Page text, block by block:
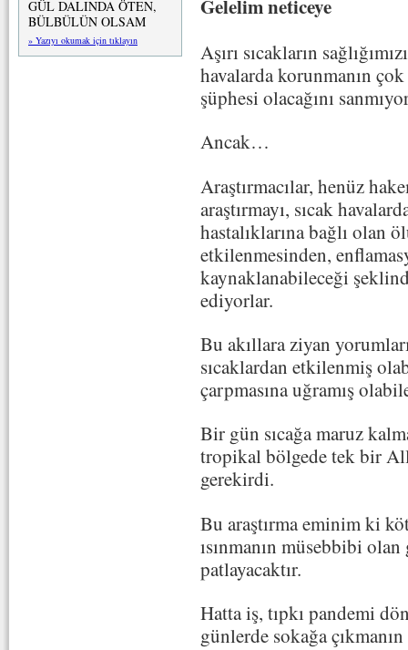
GÜL DALINDA ÖTEN,
BÜLBÜLÜN OLSAM
» Yazıyı okumak için tıklayın
Gelelim neticeye
Aşırı sıcakların
havalarda korunmanın
şüphesi olacağını
Ancak…
Araştırmacılar, henüz
araştırmayı, sıcak
hastalıklarına bağlı olan
etkilenmesinden,
kaynaklanabileceği
ediyorlar.
Bu akıllara ziyan
sıcaklardan etkilenmiş
çarpmasına uğramış
Bir gün sıcağa maruz
tropikal bölgede tek bir
gerekirdi.
Bu araştırma eminim ki
ısınmanın müsebbibi
patlayacaktır.
Hatta iş, tıpkı pandemi
günlerde sokağa